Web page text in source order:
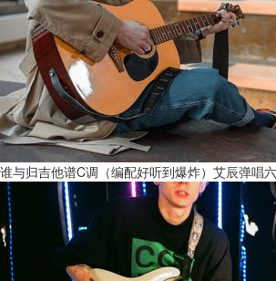
谁与归吉他谱C调（编配好听到爆炸）艾辰弹唱